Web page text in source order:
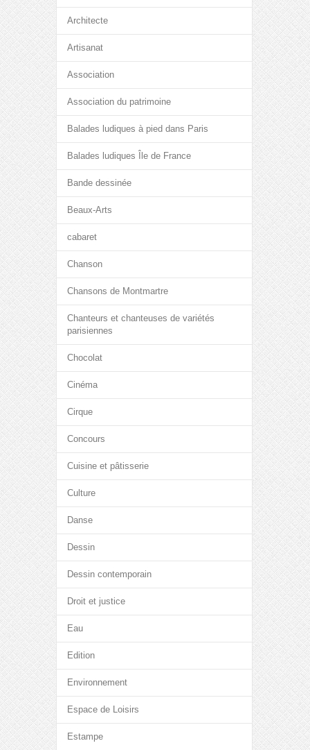
Architecte
Artisanat
Association
Association du patrimoine
Balades ludiques à pied dans Paris
Balades ludiques Île de France
Bande dessinée
Beaux-Arts
cabaret
Chanson
Chansons de Montmartre
Chanteurs et chanteuses de variétés
parisiennes
Chocolat
Cinéma
Cirque
Concours
Cuisine et pâtisserie
Culture
Danse
Dessin
Dessin contemporain
Droit et justice
Eau
Edition
Environnement
Espace de Loisirs
Estampe